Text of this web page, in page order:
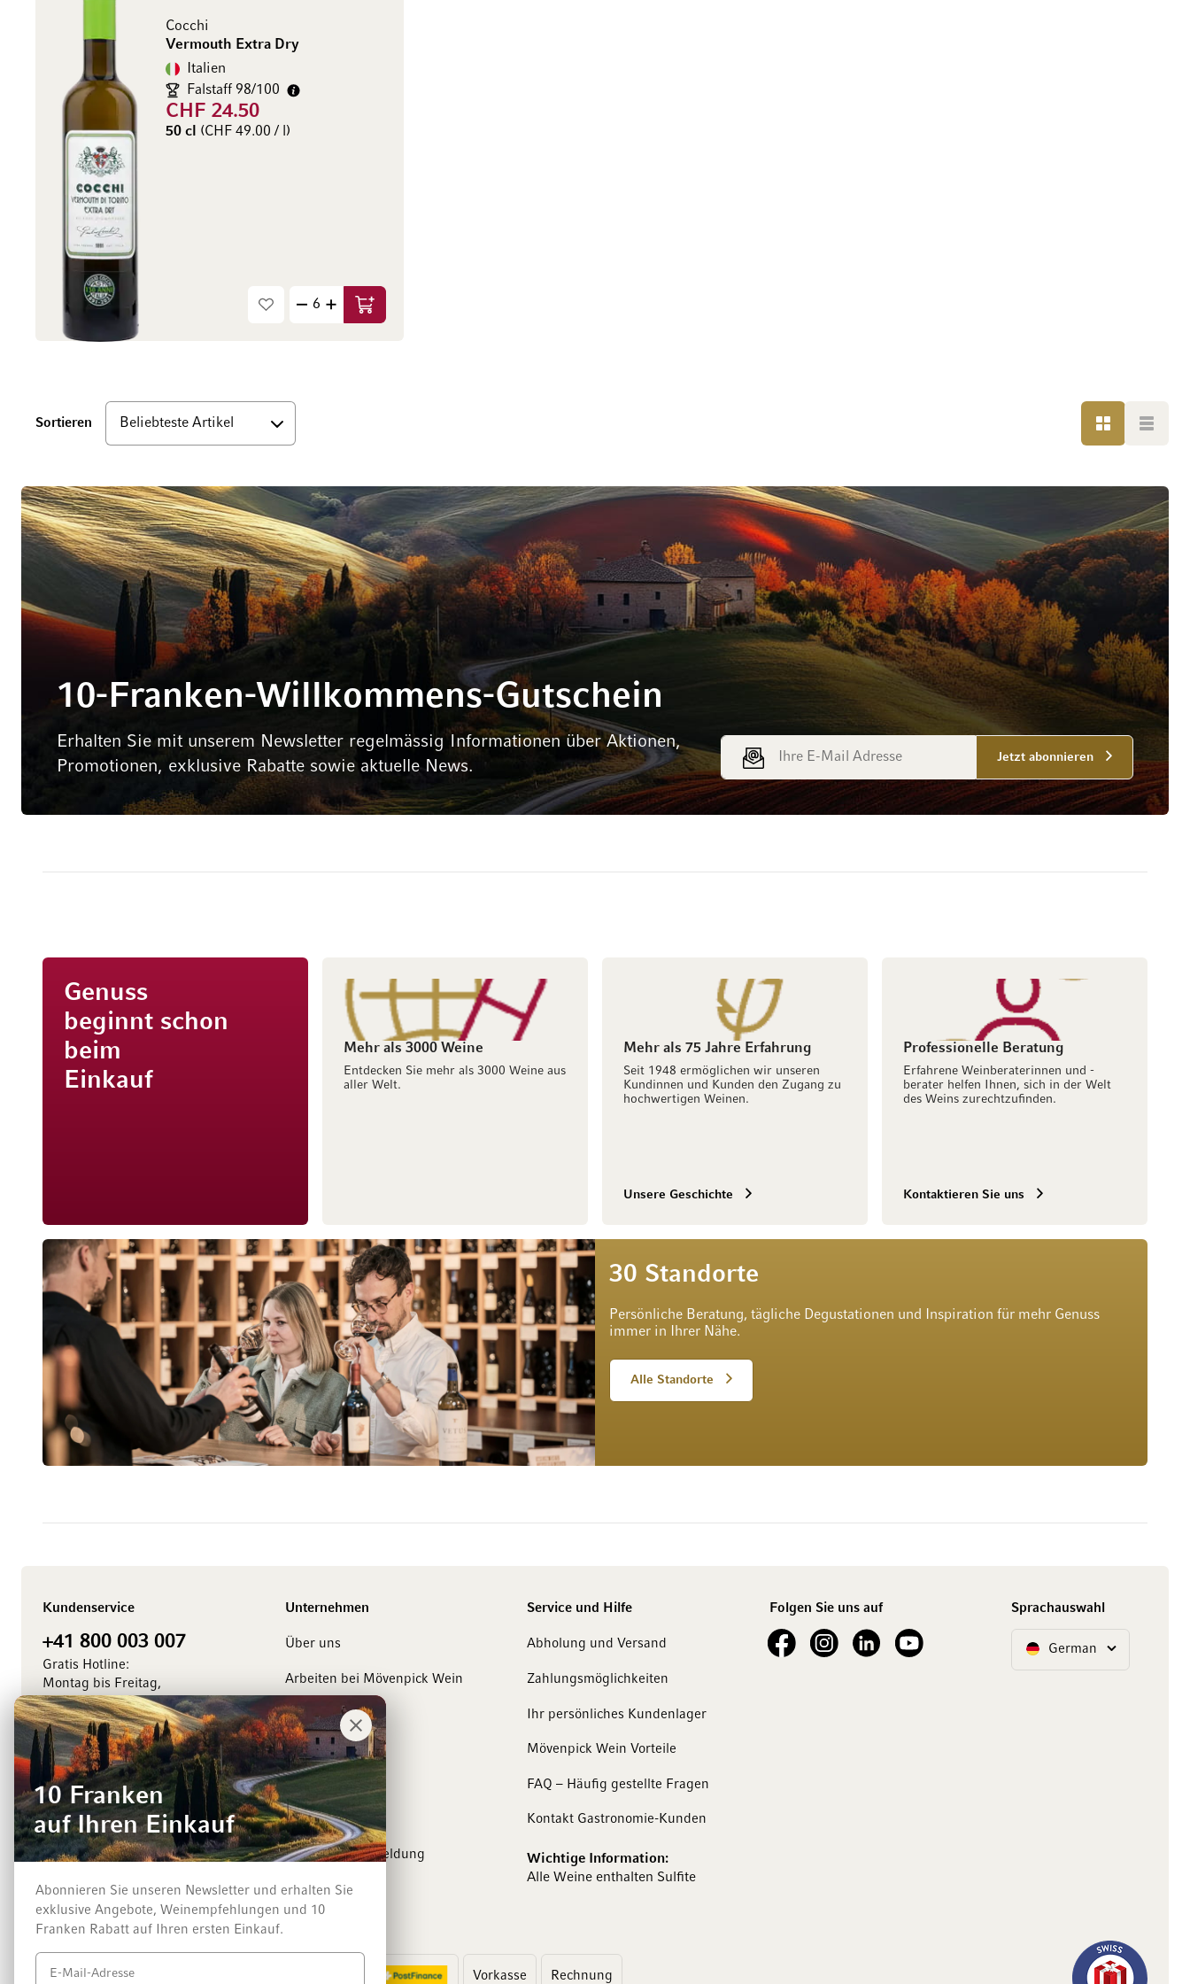
Cocchi
Vermouth Extra Dry
Italien
Falstaff 98/100
CHF 24.50
50 cl (CHF 49.00 / l)
In den Warenkorb
Sortieren Unten LISTE LISTE
10-Franken-Willkommens-Gutschein
Erhalten Sie mit unserem Newsletter regelmässig Informationen über Aktionen,
Promotionen, exklusive Rabatte sowie aktuelle News.
E-Mail Adresse
Jetzt abonnieren
Genuss
beginnt schon
beim
Einkauf
Mehr als 3000 Weine
Entdecken Sie mehr als 3000 Weine aus
aller Welt.
Mehr als 75 Jahre Erfahrung
Seit 1948 ermöglichen wir unseren
Kundinnen und Kunden den Zugang zu
hochwertigen Weinen.
Unsere Geschichte
Professionelle Beratung
Erfahrene Weinberaterinnen und -
berater helfen Ihnen, sich in der Welt
des Weins zurechtzufinden.
Kontaktieren Sie uns
30 Standorte
Persönliche Beratung, tägliche Degustationen und Inspiration für mehr Genuss
immer in Ihrer Nähe.
Alle Standorte
Kundenservice
+41 800 003 007
Gratis Hotline:
Montag bis Freitag,
8.00 bis 18.00 Uhr
Kontaktieren Sie uns
Unternehmen
Über uns
Arbeiten bei Mövenpick Wein
Management
Medienkontakt
Events
Winzer
Newsletter-Anmeldung
Service und Hilfe
Abholung und Versand
Zahlungsmöglichkeiten
Ihr persönliches Kundenlager
Mövenpick Wein Vorteile
FAQ – Häufig gestellte Fragen
Kontakt Gastronomie-Kunden
Wichtige Information:
Alle Weine enthalten Sulfite
Folgen Sie uns auf
See our FacebookSee our Instagram account
See our LinkedInSee our YouTube channel
Sprachauswahl
SpracheGerman
Zahlungsarten
Vorkasse Rechnung
10 Franken
auf Ihren Einkauf
Abonnieren Sie unseren Newsletter und erhalten Sie
exklusive Angebote, Weinempfehlungen und 10
Franken Rabatt auf Ihren ersten Einkauf.